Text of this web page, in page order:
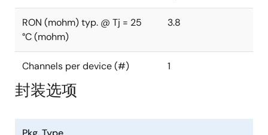
RON (mohm) typ. @ Tj = 25
°C (mohm)
3.8
Channels per device (#) 1
封装选项